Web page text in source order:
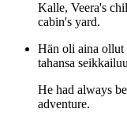
Kalle, Veera's
cabin's yard.
Hän oli aina ollut
tahansa
He had always
adventure.